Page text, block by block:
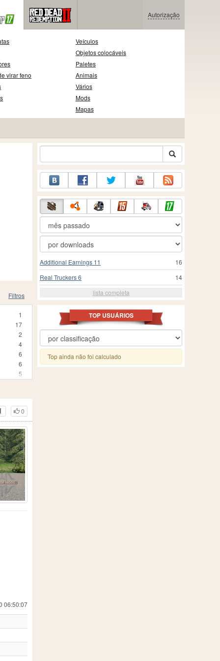
Autorização
virar feno
Veículos
Objetos colocáveis
Paletes
Animais
Vários
Mods
Mapas
Filtros
1
17
2
4
6
6
5
6
2
10
1
10
36
3
7
1
0
06:50:07
16
Additional Earnings 11
14
Real Truckers 6
lista completa
TOP USUÁRIOS
Top ainda não foi calculado